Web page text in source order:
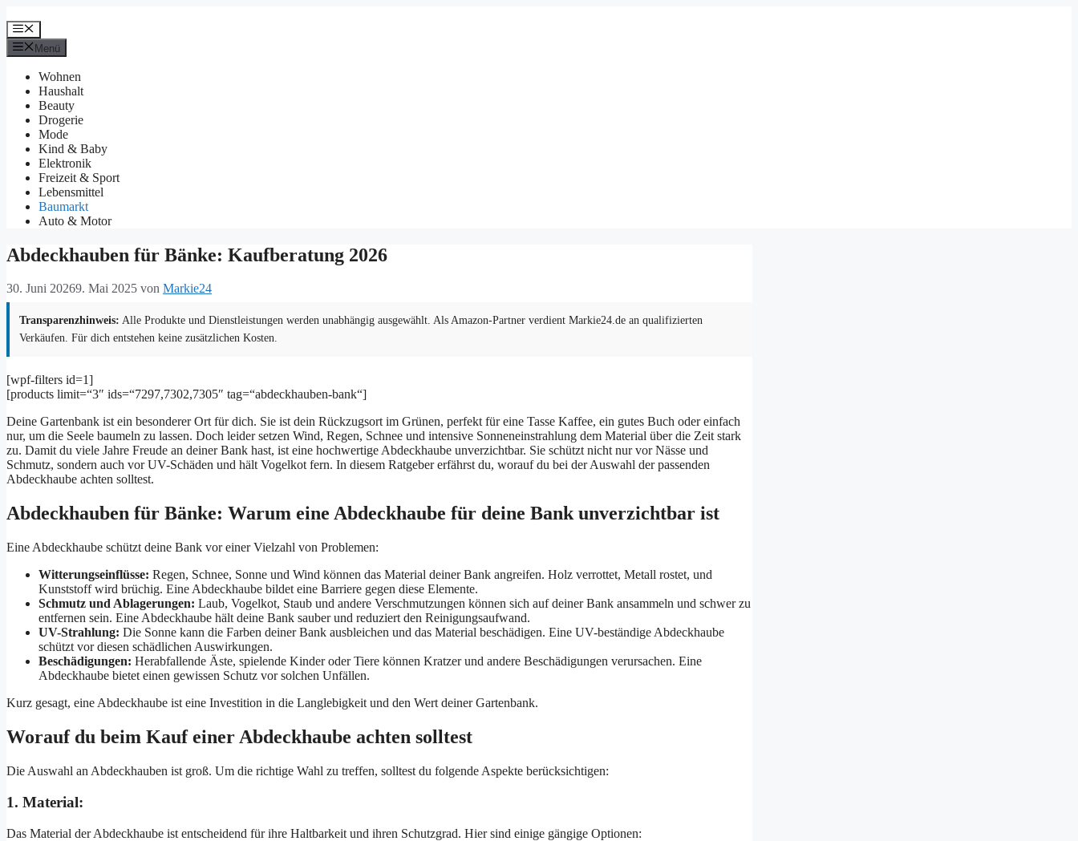
Inhalt
springen
Menü
Menü
Wohnen
Haushalt
Beauty
Drogerie
Mode
Kind & Baby
Elektronik
Freizeit & Sport
Lebensmittel
Baumarkt
Auto & Motor
Abdeckhauben für Bänke: Kaufberatung 2026
30. Juni 20269. Mai 2025 von Markie24
Transparenzhinweis: Alle Produkte und Dienstleistungen werden unabhängig ausgewählt. Als Amazon-Partner verdient Markie24.de an qualifizierten
Verkäufen. Für dich entstehen keine zusätzlichen Kosten.
[wpf-filters id=1]
[products limit=“3″ ids=“7297,7302,7305″ tag=“abdeckhauben-bank“]
Deine Gartenbank ist ein besonderer Ort für dich. Sie ist dein Rückzugsort im Grünen, perfekt für eine Tasse Kaffee, ein gutes Buch oder einfach
nur, um die Seele baumeln zu lassen. Doch leider setzen Wind, Regen, Schnee und intensive Sonneneinstrahlung dem Material über die Zeit stark
zu. Damit du viele Jahre Freude an deiner Bank hast, ist eine hochwertige Abdeckhaube unverzichtbar. Sie schützt nicht nur vor Nässe und
Schmutz, sondern auch vor UV-Schäden und hält Vogelkot fern. In diesem Ratgeber erfährst du, worauf du bei der Auswahl der passenden
Abdeckhaube achten solltest.
Abdeckhauben für Bänke: Warum eine Abdeckhaube für deine Bank unverzichtbar ist
Eine Abdeckhaube schützt deine Bank vor einer Vielzahl von Problemen:
Witterungseinflüsse: Regen, Schnee, Sonne und Wind können das Material deiner Bank angreifen. Holz verrottet, Metall rostet, und
Kunststoff wird brüchig. Eine Abdeckhaube bildet eine Barriere gegen diese Elemente.
Schmutz und Ablagerungen: Laub, Vogelkot, Staub und andere Verschmutzungen können sich auf deiner Bank ansammeln und schwer zu
entfernen sein. Eine Abdeckhaube hält deine Bank sauber und reduziert den Reinigungsaufwand.
UV-Strahlung: Die Sonne kann die Farben deiner Bank ausbleichen und das Material beschädigen. Eine UV-beständige Abdeckhaube
schützt vor diesen schädlichen Auswirkungen.
Beschädigungen: Herabfallende Äste, spielende Kinder oder Tiere können Kratzer und andere Beschädigungen verursachen. Eine
Abdeckhaube bietet einen gewissen Schutz vor solchen Unfällen.
Kurz gesagt, eine Abdeckhaube ist eine Investition in die Langlebigkeit und den Wert deiner Gartenbank.
Worauf du beim Kauf einer Abdeckhaube achten solltest
Die Auswahl an Abdeckhauben ist groß. Um die richtige Wahl zu treffen, solltest du folgende Aspekte berücksichtigen:
1. Material:
Das Material der Abdeckhaube ist entscheidend für ihre Haltbarkeit und ihren Schutzgrad. Hier sind einige gängige Optionen: